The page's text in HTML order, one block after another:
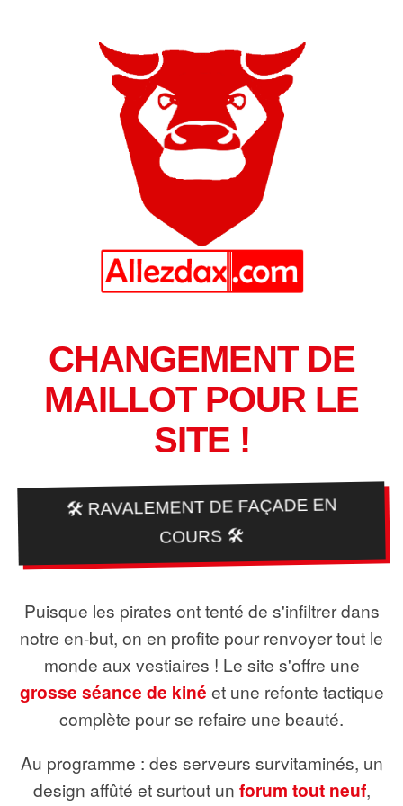
CHANGEMENT DE
MAILLOT POUR LE
SITE !
🛠️ RAVALEMENT DE FAÇADE EN
COURS 🛠️
Puisque les pirates ont tenté de s'infiltrer dans
notre en-but, on en profite pour renvoyer tout le
monde aux vestiaires ! Le site s'offre une
grosse séance de kiné et une refonte tactique
complète pour se refaire une beauté.
Au programme : des serveurs survitaminés, un
design affûté et surtout un forum tout neuf,